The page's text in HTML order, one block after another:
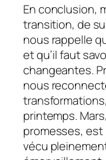
En conclusion,
transition, de
nous rappelle
et qu’il faut
changeantes.
nous
printemps.
promesses, est
vécu